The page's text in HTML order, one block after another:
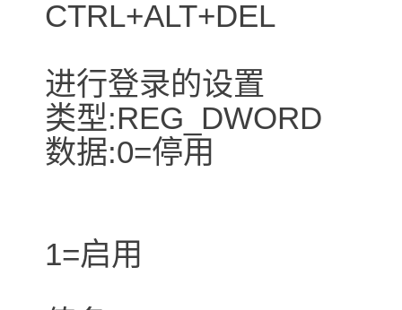
CTRL+ALT+DEL
进行登录的设置
类型:REG_DWORD
数据:0=停用
1=启用